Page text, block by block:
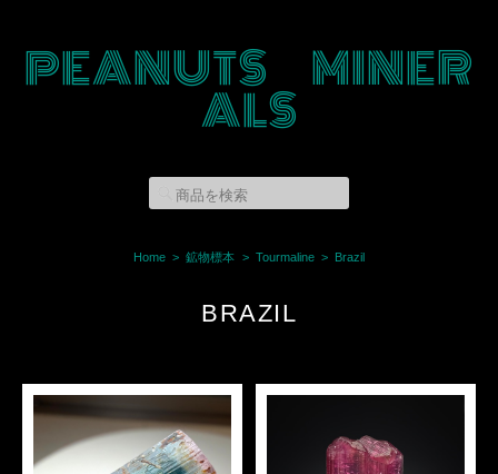
PEANUTS MINER
ALS
Home 鉱物標本 Tourmaline Brazil
BRAZIL